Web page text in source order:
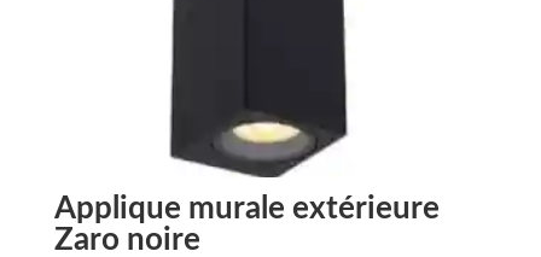
Applique murale extérieure
Zaro noire